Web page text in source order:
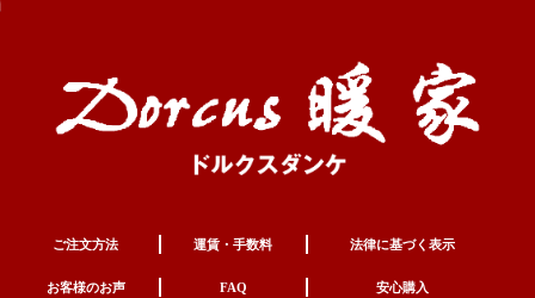
ご注文方法 運賃・手数料 法律に基づく表示
お客様のお声 FAQ 安心購入